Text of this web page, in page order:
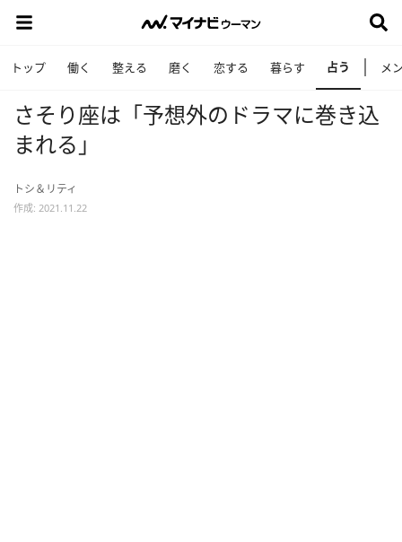
トップ 働く 整える 磨く 恋する 暮らす 占う メ
さそり座は「予想外のドラマに巻き込
まれる」
トシ＆リティ
作成: 2021.11.22